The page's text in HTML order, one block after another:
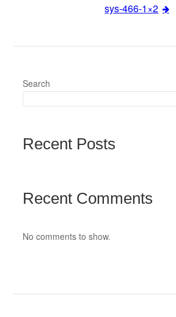
sys-466-1×2
Search
Recent Posts
Recent Comments
No comments to show.